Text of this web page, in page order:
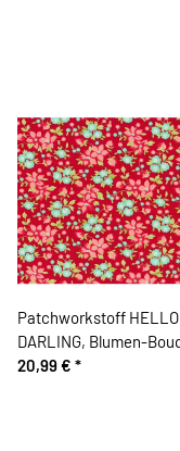
Patchworkstoff HELLO
DARLING, Blumen-
rot-altrosa, Moda
20,99 € *